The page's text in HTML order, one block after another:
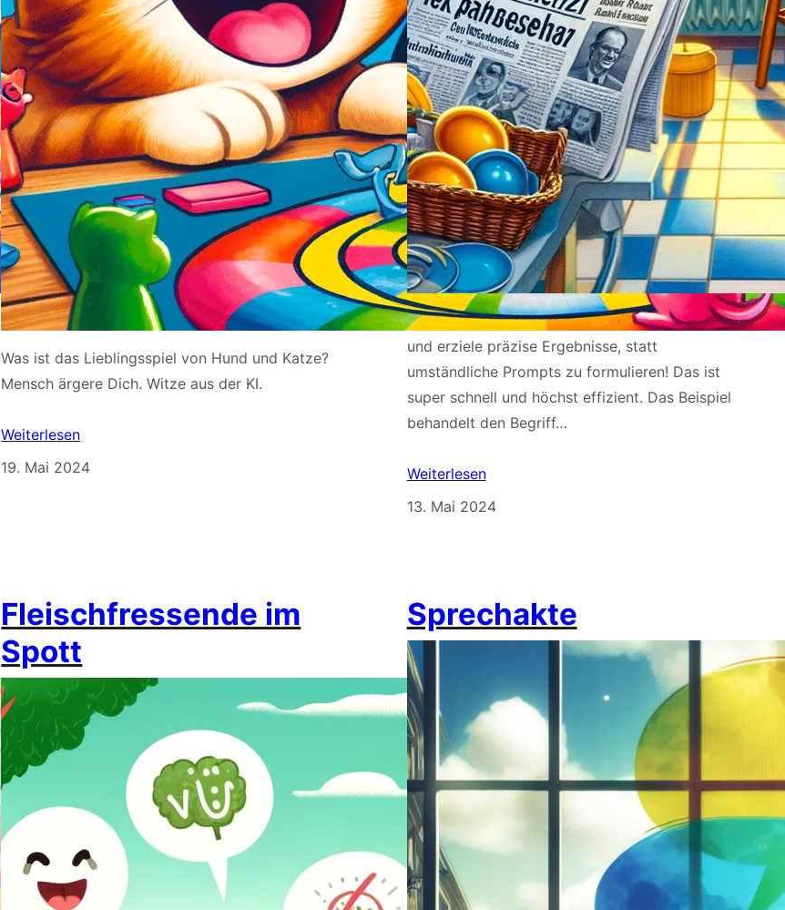
Was ist das Lieblingsspiel von Hund und Katze?
Mensch ärgere Dich. Witze aus der KI.
Weiterlesen
19. Mai 2024
Mit klaren Wikipedia-Definitionen spare ich Zeit
und erziele präzise Ergebnisse, statt
umständliche Prompts zu formulieren! Das ist
super schnell und höchst effizient. Das Beispiel
behandelt den Begriff…
Weiterlesen
13. Mai 2024
Fleischfressende im
Spott
Sprechakte